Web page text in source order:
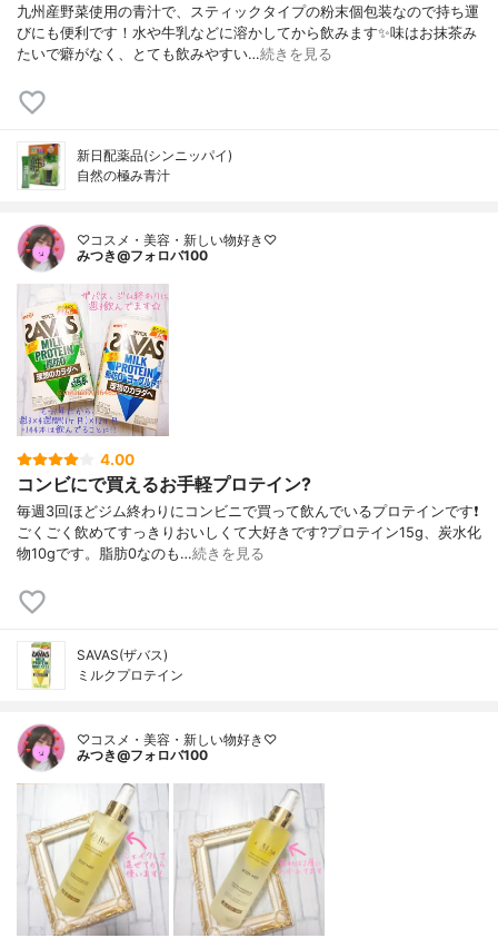
九州産野菜使用の青汁で、スティックタイプの粉末個包装なので持ち運
びにも便利です！水や牛乳などに溶かしてから飲みます✨味はお抹茶み
たいで癖がなく、とても飲みやすい…続きを見る
新日配薬品(シンニッパイ)
自然の極み青汁
♡コスメ・美容・新しい物好き♡
みつき@フォロバ100
4.00
コンビにで買えるお手軽プロテイン?
毎週3回ほどジム終わりにコンビニで買って飲んでいるプロテインです❗
ごくごく飲めてすっきりおいしくて大好きです?プロテイン15g、炭水化
物10gです。脂肪0なのも…続きを見る
SAVAS(ザバス)
ミルクプロテイン
♡コスメ・美容・新しい物好き♡
みつき@フォロバ100